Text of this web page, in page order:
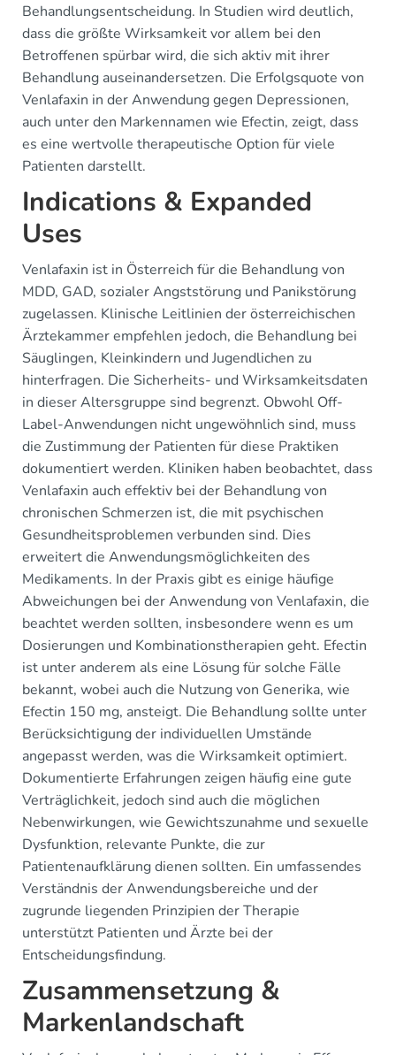
Behandlungsentscheidung. In Studien wird deutlich,
dass die größte Wirksamkeit vor allem bei den
Betroffenen spürbar wird, die sich aktiv mit ihrer
Behandlung auseinandersetzen. Die Erfolgsquote von
Venlafaxin in der Anwendung gegen Depressionen,
auch unter den Markennamen wie Efectin, zeigt, dass
es eine wertvolle therapeutische Option für viele
Patienten darstellt.
Indications & Expanded
Uses
Venlafaxin ist in Österreich für die Behandlung von
MDD, GAD, sozialer Angststörung und Panikstörung
zugelassen. Klinische Leitlinien der österreichischen
Ärztekammer empfehlen jedoch, die Behandlung bei
Säuglingen, Kleinkindern und Jugendlichen zu
hinterfragen. Die Sicherheits- und Wirksamkeitsdaten
in dieser Altersgruppe sind begrenzt. Obwohl Off-
Label-Anwendungen nicht ungewöhnlich sind, muss
die Zustimmung der Patienten für diese Praktiken
dokumentiert werden. Kliniken haben beobachtet, dass
Venlafaxin auch effektiv bei der Behandlung von
chronischen Schmerzen ist, die mit psychischen
Gesundheitsproblemen verbunden sind. Dies
erweitert die Anwendungsmöglichkeiten des
Medikaments. In der Praxis gibt es einige häufige
Abweichungen bei der Anwendung von Venlafaxin, die
beachtet werden sollten, insbesondere wenn es um
Dosierungen und Kombinationstherapien geht. Efectin
ist unter anderem als eine Lösung für solche Fälle
bekannt, wobei auch die Nutzung von Generika, wie
Efectin 150 mg, ansteigt. Die Behandlung sollte unter
Berücksichtigung der individuellen Umstände
angepasst werden, was die Wirksamkeit optimiert.
Dokumentierte Erfahrungen zeigen häufig eine gute
Verträglichkeit, jedoch sind auch die möglichen
Nebenwirkungen, wie Gewichtszunahme und sexuelle
Dysfunktion, relevante Punkte, die zur
Patientenaufklärung dienen sollten. Ein umfassendes
Verständnis der Anwendungsbereiche und der
zugrunde liegenden Prinzipien der Therapie
unterstützt Patienten und Ärzte bei der
Entscheidungsfindung.
Zusammensetzung &
Markenlandschaft